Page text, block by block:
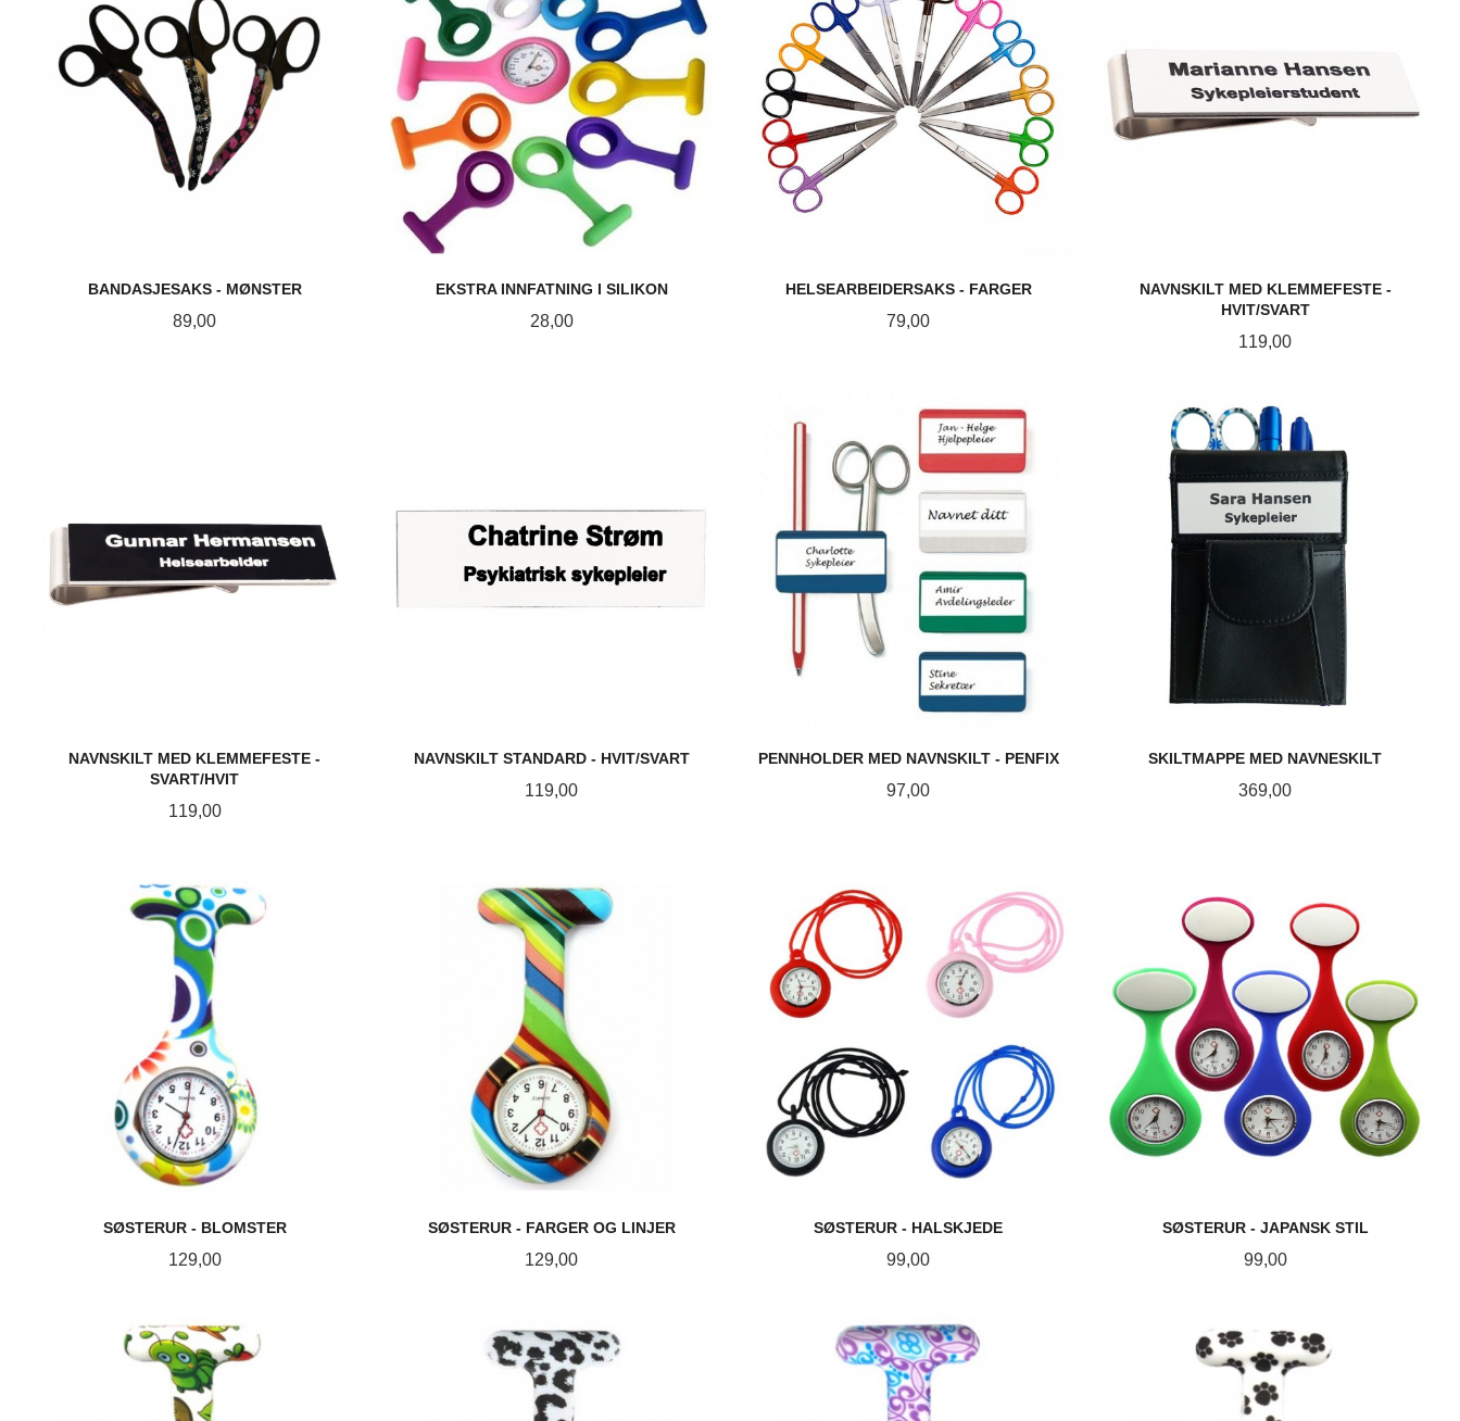
BANDASJESAKS - MØNSTER
Pris
89,00
EKSTRA INNFATNING I SILIKON
Pris
28,00
HELSEARBEIDERSAKS - FARGER
Pris
79,00
NAVNSKILT MED KLEMMEFESTE -
HVIT/SVART
Pris
119,00
NAVNSKILT MED KLEMMEFESTE -
SVART/HVIT
Pris
119,00
NAVNSKILT STANDARD - HVIT/SVART
Pris
119,00
PENNHOLDER MED NAVNSKILT - PENFIX
Pris
97,00
SKILTMAPPE MED NAVNESKILT
Pris
369,00
SØSTERUR - BLOMSTER
Pris
129,00
SØSTERUR - FARGER OG LINJER
Pris
129,00
SØSTERUR - HALSKJEDE
Pris
99,00
SØSTERUR - JAPANSK STIL
Pris
99,00